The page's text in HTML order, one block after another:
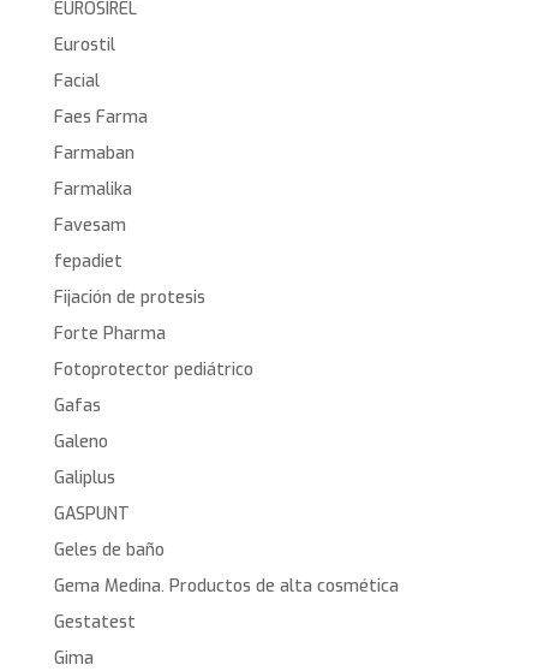
EUROSIREL
Eurostil
Facial
Faes Farma
Farmaban
Farmalika
Favesam
fepadiet
Fijación de protesis
Forte Pharma
Fotoprotector pediátrico
Gafas
Galeno
Galiplus
GASPUNT
Geles de baño
Gema Medina. Productos de alta cosmética
Gestatest
Gima